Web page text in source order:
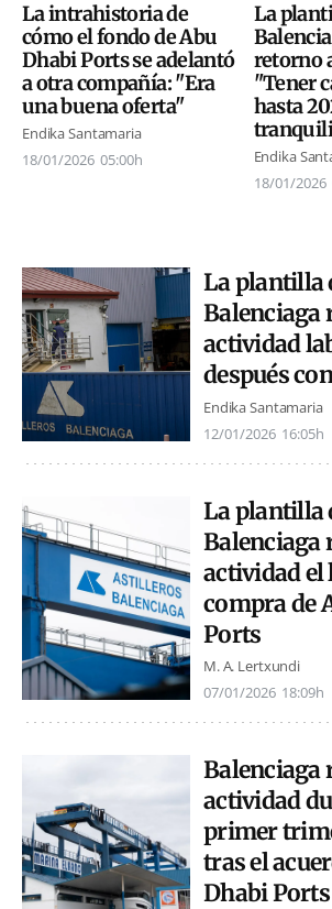
La intrahistoria de
cómo el fondo de Abu
Dhabi Ports se adelantó
a otra compañía: "Era
una buena oferta"
Endika Santamaria
18/01/2026 05:00h
La
retorno
"Tener
hasta
Endika
18/01/2026
La plantilla
Balenciaga
actividad
después
Endika Santamaria
12/01/2026 16:05h
La plantilla
Balenciaga
actividad el
compra de
Ports
M. A. Lertxundi
07/01/2026 18:09h
Balenciaga
actividad
primer
tras el
Dhabi Ports